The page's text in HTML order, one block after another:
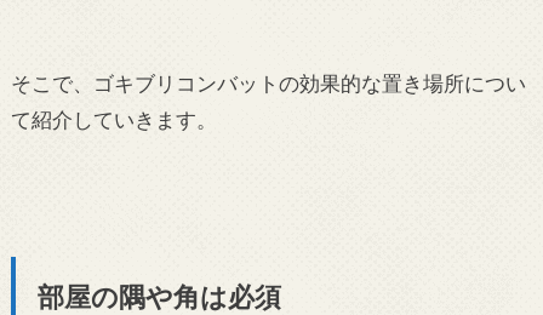
そこで、ゴキブリコンバットの効果的な置き場所につい
て紹介していきます。
部屋の隅や角は必須